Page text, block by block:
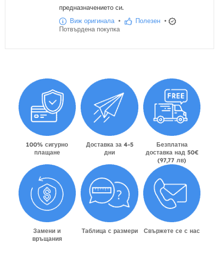
предназначението си.
Виж оригинала • Полезен •
Потвърдена покупка
100% сигурно
плащане
Доставка за 4-5
дни
Безплатна
доставка над 50€
(97,77 лв)
Замени и
връщания
Таблица с размери Свържете се с нас